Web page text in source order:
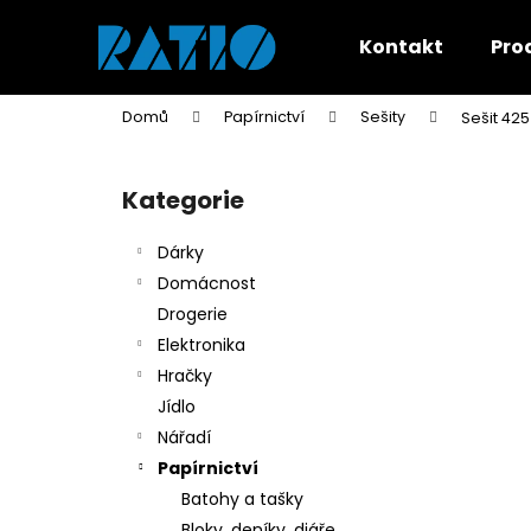
Kontakt
Domů Papírnictví Sešity Sešit
Přeskočit
kategorie
Kategorie
Dárky
Domácnost
Drogerie
Elektronika
Hračky
Jídlo
Nářadí
Papírnictví
Batohy a tašky
í
Zpět
do
obchodu
Zpět
do
obchodu